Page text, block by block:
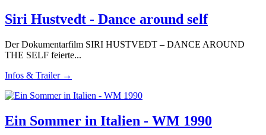
Siri Hustvedt - Dance around self
Der Dokumentarfilm SIRI HUSTVEDT – DANCE AROUND
THE SELF feierte...
Infos & Trailer →
Ein Sommer in Italien - WM 1990